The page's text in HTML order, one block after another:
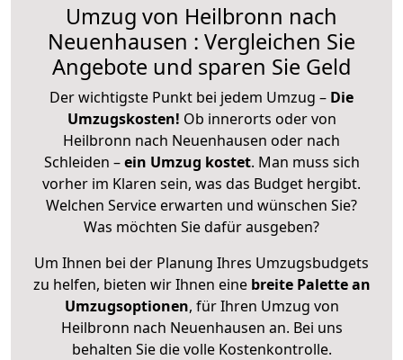
Umzug von Heilbronn nach
Neuenhausen : Vergleichen Sie
Angebote und sparen Sie Geld
Der wichtigste Punkt bei jedem Umzug – Die
Umzugskosten! Ob innerorts oder von
Heilbronn nach Neuenhausen oder nach
Schleiden –ein Umzug kostet. Man muss sich
vorher im Klaren sein, was das Budget hergibt.
Welchen Service erwarten und wünschen Sie?
Was möchten Sie dafür ausgeben?
Um Ihnen bei der Planung Ihres Umzugsbudgets
zu helfen, bieten wir Ihnen eine breite Palette an
Umzugsoptionen, für Ihren Umzug von
Heilbronn nach Neuenhausen an. Bei uns
behalten Sie die volle Kostenkontrolle.